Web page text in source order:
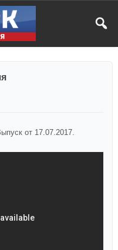
от 17.07.2017.